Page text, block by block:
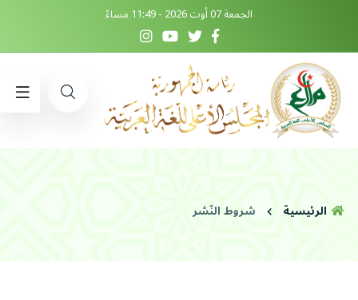
الجمعة 07 أوت 2026 - 11:49 مساءً
الرئيسية شروط النّشر